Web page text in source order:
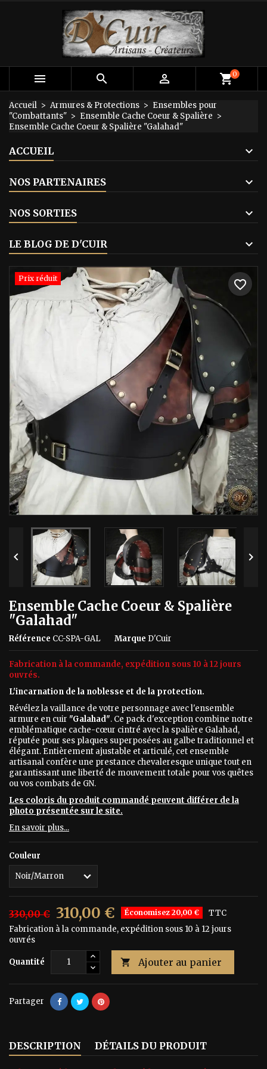
   shopping_cart0
Accueil Armures & Protections
Ensembles pour
"Combattants"
Ensemble Cache Coeur & Spalière
Ensemble Cache Coeur & Spalière "Galahad"
ACCUEIL
NOS PARTENAIRES
NOS SORTIES
LE BLOG DE D'CUIR
favorite_border
Prix réduit
 
Ensemble Cache Coeur & Spalière
"Galahad"
Référence CC-SPA-GAL Marque D'Cuir
Fabrication à la commande, expédition sous 10 à 12 jours
ouvrés.
L'incarnation de la noblesse et de la protection.
Révélez la vaillance de votre personnage avec l'ensemble
armure en cuir "Galahad". Ce pack d'exception combine notre
emblématique cache-cœur cintré avec la spalière Galahad,
réputée pour ses plaques superposées au galbe traditionnel et
élégant. Entièrement ajustable et articulé, cet ensemble
artisanal confère une prestance chevaleresque unique tout en
garantissant une liberté de mouvement totale pour vos quêtes
ou vos combats de GN.
Les coloris du produit commandé peuvent différer de la
photo présentée sur le site.
En savoir plus...
Couleur
330,00 € 310,00 € Économisez 20,00 €
TTC
Fabrication à la commande, expédition sous 10 à 12 jours
ouvrés
Quantité  Ajouter au panier
Partager
DESCRIPTION DÉTAILS DU PRODUIT
Mes listes d'envies
Créer une nouvelle liste
Créer une liste d'envies
Nom de la liste d'envies
Annuler Créer une liste d'envies
Connexion
Vous devez être connecté pour ajouter des produits
à votre liste d'envies.
Annuler Connexion